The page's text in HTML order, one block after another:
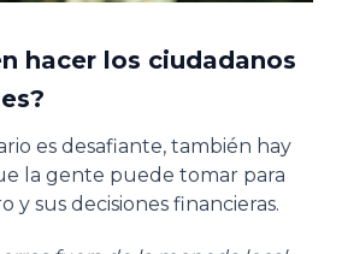
hacer los ciudadanos
es desafiante, también hay
la gente puede tomar para
y sus decisiones financieras.